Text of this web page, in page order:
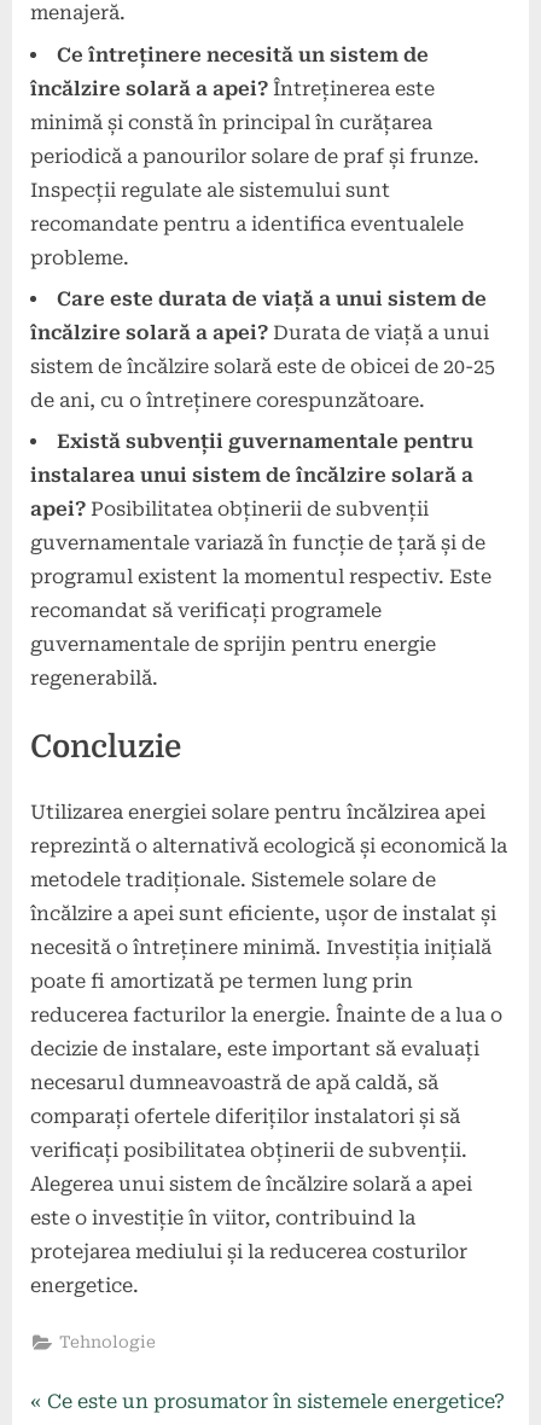
menajeră.
Ce întreținere necesită un sistem de
încălzire solară a apei? Întreținerea este
minimă și constă în principal în curățarea
periodică a panourilor solare de praf și frunze.
Inspecții regulate ale sistemului sunt
recomandate pentru a identifica eventualele
probleme.
Care este durata de viață a unui sistem de
încălzire solară a apei? Durata de viață a unui
sistem de încălzire solară este de obicei de 20-25
de ani, cu o întreținere corespunzătoare.
Există subvenții guvernamentale pentru
instalarea unui sistem de încălzire solară a
apei? Posibilitatea obținerii de subvenții
guvernamentale variază în funcție de țară și de
programul existent la momentul respectiv. Este
recomandat să verificați programele
guvernamentale de sprijin pentru energie
regenerabilă.
Concluzie
Utilizarea energiei solare pentru încălzirea apei
reprezintă o alternativă ecologică și economică la
metodele tradiționale. Sistemele solare de
încălzire a apei sunt eficiente, ușor de instalat și
necesită o întreținere minimă. Investiția inițială
poate fi amortizată pe termen lung prin
reducerea facturilor la energie. Înainte de a lua o
decizie de instalare, este important să evaluați
necesarul dumneavoastră de apă caldă, să
comparați ofertele diferiților instalatori și să
verificați posibilitatea obținerii de subvenții.
Alegerea unui sistem de încălzire solară a apei
este o investiție în viitor, contribuind la
protejarea mediului și la reducerea costurilor
energetice.
Tehnologie
Navigare
P
Ce este un prosumator în sistemele energetice?